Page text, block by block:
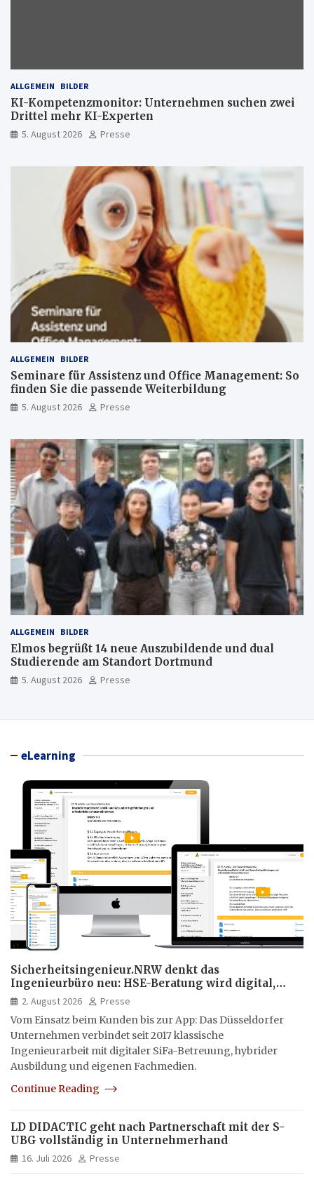
ALLGEMEIN BILDER
KI-Kompetenzmonitor: Unternehmen suchen zwei
Drittel mehr KI-Experten
5. August 2026 Presse
ALLGEMEIN BILDER
Seminare für Assistenz und Office Management: So
finden Sie die passende Weiterbildung
5. August 2026 Presse
ALLGEMEIN BILDER
Elmos begrüßt 14 neue Auszubildende und dual
Studierende am Standort Dortmund
5. August 2026 Presse
eLearning
Sicherheitsingenieur.NRW denkt das
Ingenieurbüro neu: HSE-Beratung wird digital,
hybrid und multimedial
2. August 2026
Presse
Vom Einsatz beim Kunden bis zur App: Das Düsseldorfer
Unternehmen verbindet seit 2017 klassische
Ingenieurarbeit mit digitaler SiFa-Betreuung, hybrider
Ausbildung und eigenen Fachmedien.
Continue Reading
LD DIDACTIC geht nach Partnerschaft mit der S-
UBG vollständig in Unternehmerhand
16. Juli 2026 Presse